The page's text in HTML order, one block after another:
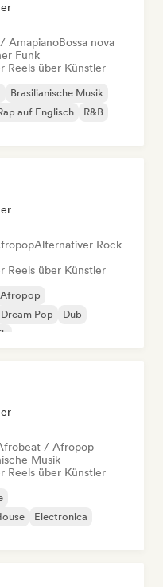
AmapianoBossa nova
Funk
Reels über Künstler
Brasilianische Musik
auf Englisch
R&B
Alternativer Rock
Reels über Künstler
Dream Pop
Dub
/ Afropop
Musik
Reels über Künstler
Electronica